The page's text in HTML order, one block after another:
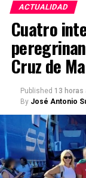
ACTUALIDAD
Cuatro
Cruz de
Published 13 horas
By José Antonio